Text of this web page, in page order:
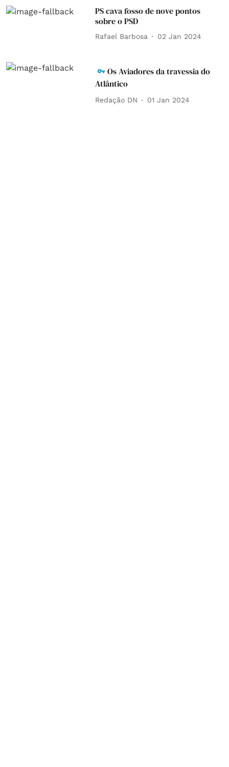
PS cava fosso de nove pontos
sobre o PSD
Rafael Barbosa 02 Jan 2024
Os Aviadores da travessia do
Atlântico
Redação DN 01 Jan 2024